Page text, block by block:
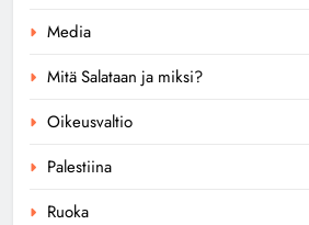
Media
Mitä Salataan ja miksi?
Oikeusvaltio
Palestiina
Ruoka